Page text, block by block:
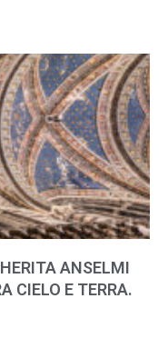
ANSELMI
CIELO E TERRA.